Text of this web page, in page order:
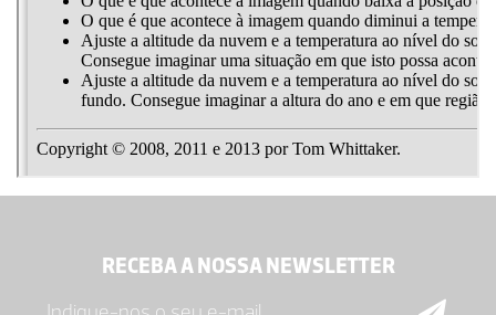
RECEBA A NOSSA NEWSLETTER